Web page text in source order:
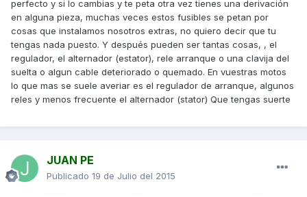
perfecto y si lo cambias y te peta otra vez tienes una derivación
en alguna pieza, muchas veces estos fusibles se petan por
cosas que instalamos nosotros extras, no quiero decir que tu
tengas nada puesto. Y después pueden ser tantas cosas, , el
regulador, el alternador (estator), rele arranque o una clavija del
suelta o algun cable deteriorado o quemado. En vuestras motos
lo que mas se suele averiar es el regulador de arranque, algunos
reles y menos frecuente el alternador (stator) Que tengas suerte
JUAN PE
Publicado 19 de Julio del 2015